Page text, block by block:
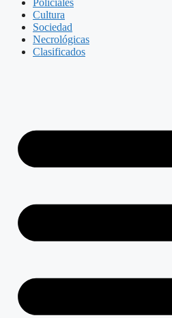
Cultura
Sociedad
Necrológicas
Clasificados